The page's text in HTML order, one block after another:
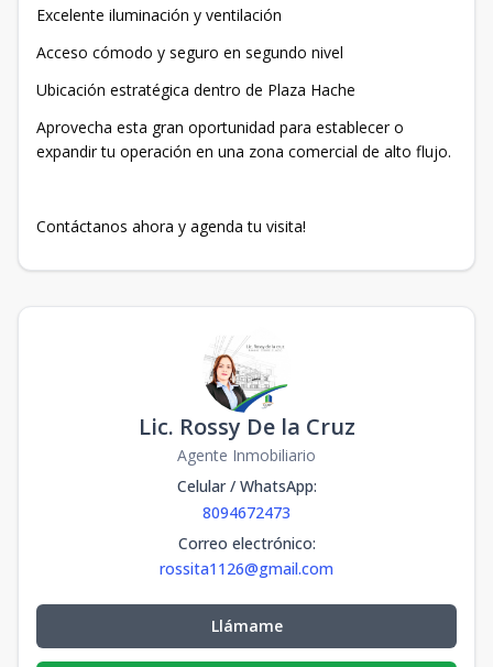
Excelente iluminación y ventilación
Acceso cómodo y seguro en segundo nivel
Ubicación estratégica dentro de Plaza Hache
Aprovecha esta gran oportunidad para establecer o
expandir tu operación en una zona comercial de alto flujo.
Contáctanos ahora y agenda tu visita!
Lic. Rossy De la Cruz
Agente Inmobiliario
Celular / WhatsApp:
8094672473
Correo electrónico:
rossita1126@gmail.com
Llámame